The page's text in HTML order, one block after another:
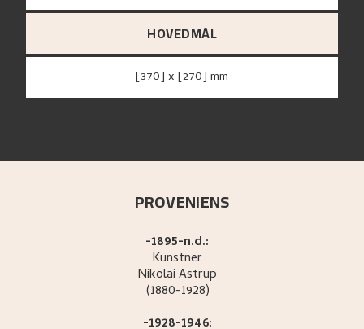
HOVEDMÅL
[370] x [270] mm
PROVENIENS
-1895-n.d.:
Kunstner
NikolaiAstrup
(1880-1928)
-1928-1946: